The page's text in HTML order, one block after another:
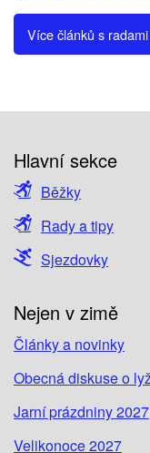
Více článků s
Hlavní sekce
Běžky
Rady a tipy
Sjezdovky
Nejen v zimě
Články a novinky
Obecná diskuse o
Jarní prázdniny 2027
Velikonoce 2027